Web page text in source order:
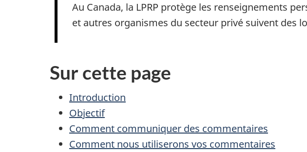
Au Canada, la LPRP protège les renseignements
et autres organismes du secteur privé suivent des
Sur cette page
Introduction
Objectif
Comment communiquer des commentaires
Comment nous utiliserons vos commentaires